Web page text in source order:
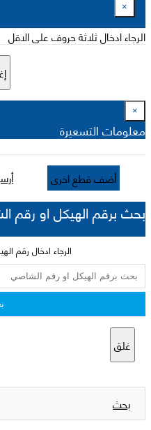
×
الرجاء ادخال ثلاثة حروف على الاقل
×
معلومات التسعيرة
أضف قطع اخرى
بحث برقم الهيكل او رقم
الرجاء ادخال رقم
غلق
بحث